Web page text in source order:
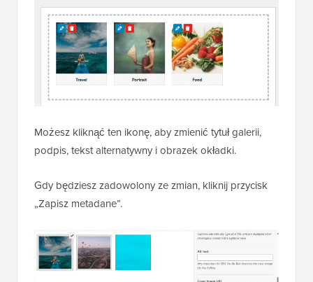
Możesz kliknąć ten ikonę, aby zmienić tytuł galerii,
podpis, tekst alternatywny i obrazek okładki.
Gdy będziesz zadowolony ze zmian, kliknij przycisk
„Zapisz metadane”.